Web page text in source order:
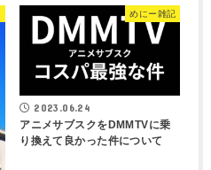
めにー雑記
2023.06.24
アニメサブスクをDMMTVに乗
り換えて良かった件について